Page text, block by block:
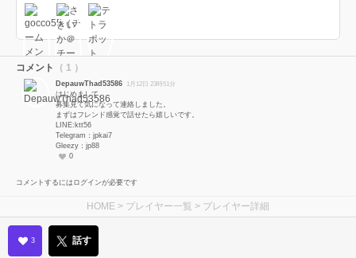
コメント （ 1 ）
DepauwThad53586 1月12日 23時51分
はじめまして。
募集見て気になって連絡しました。
まずはフレンド感覚で話せたら嬉しいです。
LINE:ktt56
Telegram：jpkai7
Gleezy：jp88
0
コメントするにはログインが必要です
HOME > プレイヤー一覧 > プレイヤー詳細
3 話す